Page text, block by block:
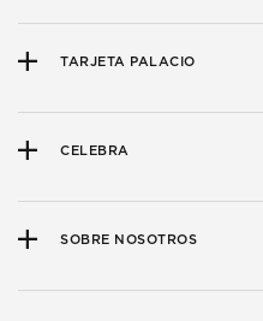
TARJETA PALACIO
CELEBRA
SOBRE NOSOTROS